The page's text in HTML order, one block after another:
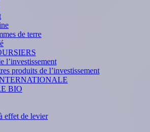
de terre
l’investissement
produits de l’investissement
BIO
effet de levier